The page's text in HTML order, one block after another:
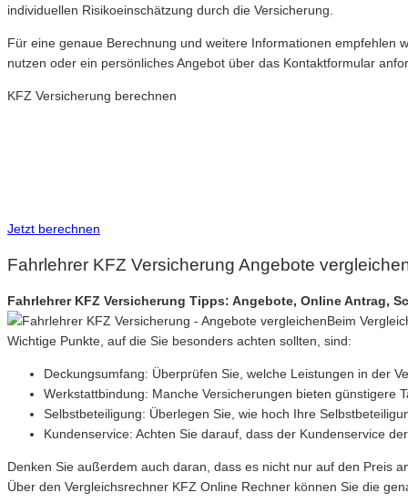
individuellen Risikoeinschätzung durch die Versicherung.
Für eine genaue Berechnung und weitere Informationen empfehlen
nutzen oder ein persönliches Angebot über das Kontaktformular
KFZ Versicherung berechnen
Jetzt berechnen
Fahrlehrer KFZ Versicherung Angebote
Fahrlehrer KFZ Versicherung Tipps: Angebote, Online Antrag,
Beim
Wichtige Punkte, auf die Sie besonders achten sollten, sind:
Deckungsumfang: Überprüfen Sie, welche Leistungen in der
Werkstattbindung: Manche Versicherungen bieten günstigere
Selbstbeteiligung: Überlegen Sie, wie hoch Ihre
Kundenservice: Achten Sie darauf, dass der Kundenservice
Denken Sie außerdem auch daran, dass es nicht nur auf den Preis
Über den Vergleichsrechner KFZ Online Rechner können Sie die